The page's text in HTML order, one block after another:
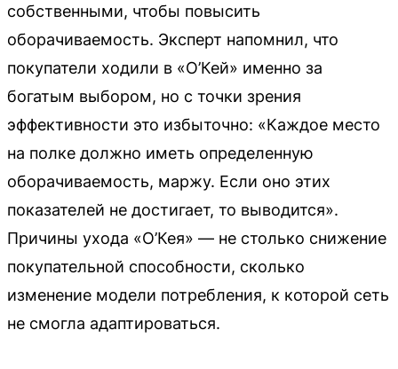
собственными, чтобы повысить
оборачиваемость. Эксперт напомнил, что
покупатели ходили в «О’Кей» именно за
богатым выбором, но с точки зрения
эффективности это избыточно: «Каждое место
на полке должно иметь определенную
оборачиваемость, маржу. Если оно этих
показателей не достигает, то выводится».
Причины ухода «О’Кея» — не столько снижение
покупательной способности, сколько
изменение модели потребления, к которой сеть
не смогла адаптироваться.